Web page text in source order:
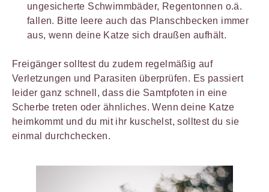
ungesicherte Schwimmbäder, Regentonnen o.ä.
fallen. Bitte leere auch das Planschbecken immer
aus, wenn deine Katze sich draußen aufhält.
Freigänger solltest du zudem regelmäßig auf
Verletzungen und Parasiten überprüfen. Es passiert
leider ganz schnell, dass die Samtpfoten in eine
Scherbe treten oder ähnliches. Wenn deine Katze
heimkommt und du mit ihr kuschelst, solltest du sie
einmal durchchecken.